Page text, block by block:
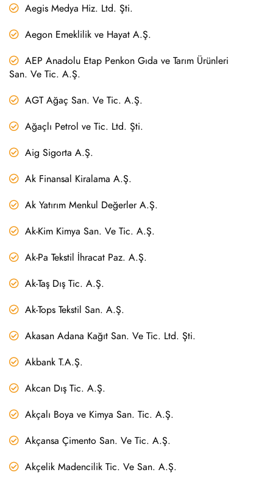
Aegis Medya Hiz. Ltd. Şti.
Aegon Emeklilik ve Hayat A.Ş.
AEP Anadolu Etap Penkon Gıda ve Tarım Ürünleri
San. Ve Tic. A.Ş.
AGT Ağaç San. Ve Tic. A.Ş.
Ağaçlı Petrol ve Tic. Ltd. Şti.
Aig Sigorta A.Ş.
Ak Finansal Kiralama A.Ş.
Ak Yatırım Menkul Değerler A.Ş.
Ak-Kim Kimya San. Ve Tic. A.Ş.
Ak-Pa Tekstil İhracat Paz. A.Ş.
Ak-Taş Dış Tic. A.Ş.
Ak-Tops Tekstil San. A.Ş.
Akasan Adana Kağıt San. Ve Tic. Ltd. Şti.
Akbank T.A.Ş.
Akcan Dış Tic. A.Ş.
Akçalı Boya ve Kimya San. Tic. A.Ş.
Akçansa Çimento San. Ve Tic. A.Ş.
Akçelik Madencilik Tic. Ve San. A.Ş.